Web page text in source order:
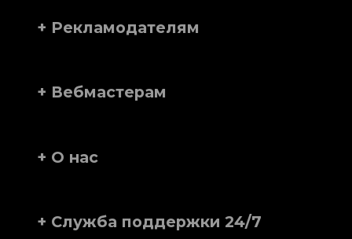
+ Рекламодателям
+ Вебмастерам
+ О нас
+ Служба поддержки 24/7